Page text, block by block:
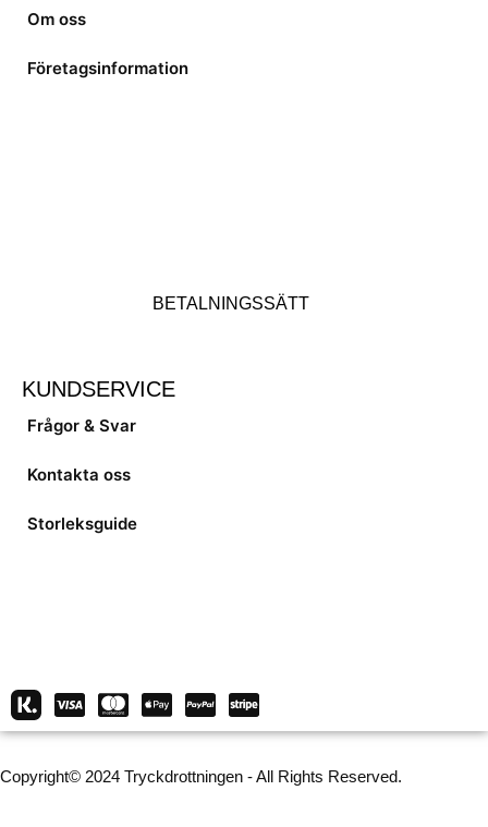
Om oss
Företagsinformation
BETALNINGSSÄTT
KUNDSERVICE
Frågor & Svar
Kontakta oss
Storleksguide
Copyright© 2024 Tryckdrottningen - All Rights Reserved.